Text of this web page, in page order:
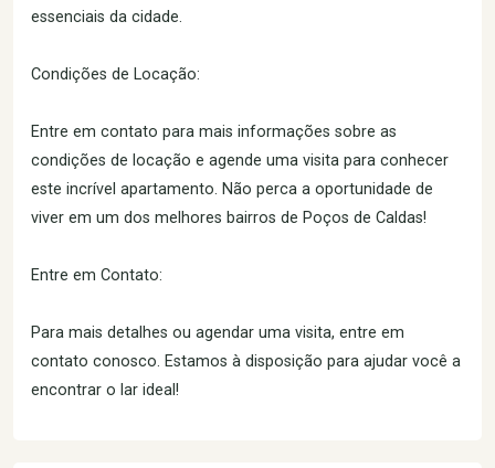
essenciais da cidade.
Condições de Locação:
Entre em contato para mais informações sobre as
condições de locação e agende uma visita para conhecer
este incrível apartamento. Não perca a oportunidade de
viver em um dos melhores bairros de Poços de Caldas!
Entre em Contato:
Para mais detalhes ou agendar uma visita, entre em
contato conosco. Estamos à disposição para ajudar você a
encontrar o lar ideal!